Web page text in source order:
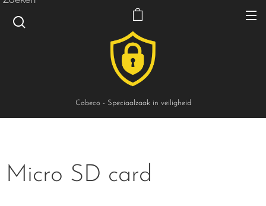
Cobeco - Speciaalzaak in veiligheid
Micro SD card